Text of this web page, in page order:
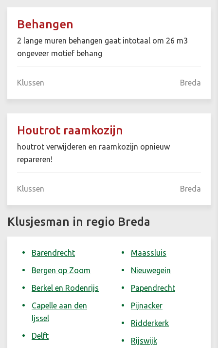
Behangen
2 lange muren behangen gaat intotaal om 26 m3
ongeveer motief behang
Klussen Breda
Houtrot raamkozijn
houtrot verwijderen en raamkozijn opnieuw
repareren!
Klussen Breda
Klusjesman in regio Breda
Barendrecht
Bergen op Zoom
Berkel en Rodenrijs
Capelle aan den
Ijssel
Delft
Maassluis
Nieuwegein
Papendrecht
Pijnacker
Ridderkerk
Rijswijk